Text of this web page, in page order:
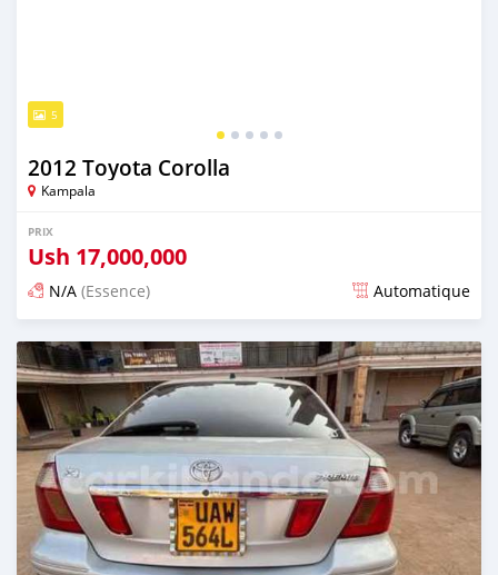
5
2012 Toyota Corolla
Kampala
PRIX
Ush 17,000,000
N/A (Essence) Automatique
Publié il y a 2 jours